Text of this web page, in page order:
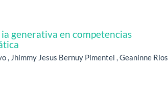
generativa en competencias
, Jhimmy Jesus Bernuy Pimentel , Geaninne Rios